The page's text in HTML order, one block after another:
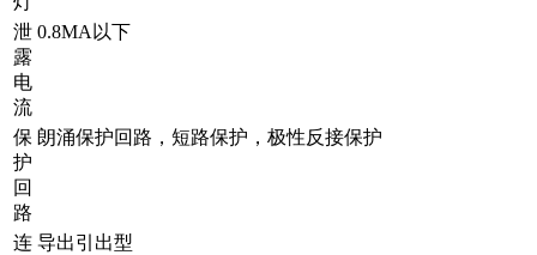
泄
露
电
流
0.8MA以下
保
护
回
路
朗涌保护回路，短路保护，极性反接保护
连 导出引出型